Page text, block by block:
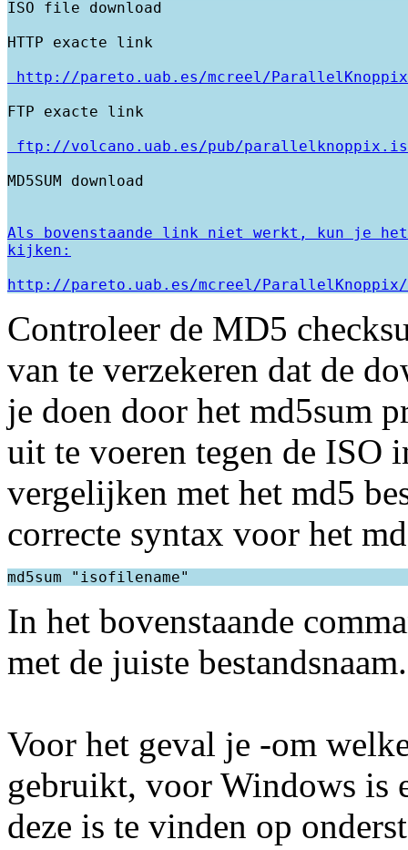
ISO file download
http://pareto.uab.es/mcreel/
ftp://volcano.uab.es/pub/
Als bovenstaande link niet werkt, kun je het
http://pareto.uab.es/mcreel/ParallelKnoppix/
Controleer de MD5
van te verzekeren dat de
je doen door het md5sum
uit te voeren tegen de ISO
vergelijken met het md5
correcte syntax voor het
In het bovenstaande
met de juiste bestandsnaam.
Voor het geval je -om
gebruikt, voor Windows is
deze is te vinden op